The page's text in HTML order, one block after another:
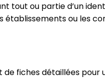
tout ou partie d’un
ou les
de fiches détaillées